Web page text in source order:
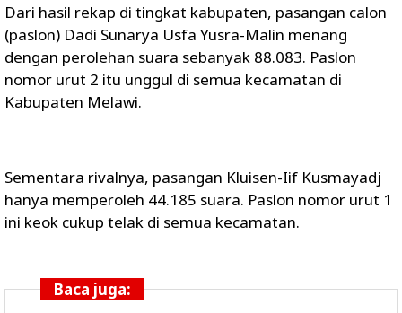
Dari hasil rekap di tingkat kabupaten, pasangan calon
(paslon) Dadi Sunarya Usfa Yusra-Malin menang
dengan perolehan suara sebanyak 88.083. Paslon
nomor urut 2 itu unggul di semua kecamatan di
Kabupaten Melawi.
Sementara rivalnya, pasangan Kluisen-Iif Kusmayadj
hanya memperoleh 44.185 suara. Paslon nomor urut 1
ini keok cukup telak di semua kecamatan.
Baca juga: